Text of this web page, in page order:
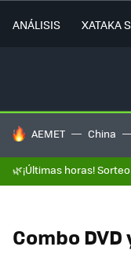
ANÁLISIS XATAKA
HOY SE HABLA DE
AEMET China
🌿¡Últimas horas!
Combo DVD